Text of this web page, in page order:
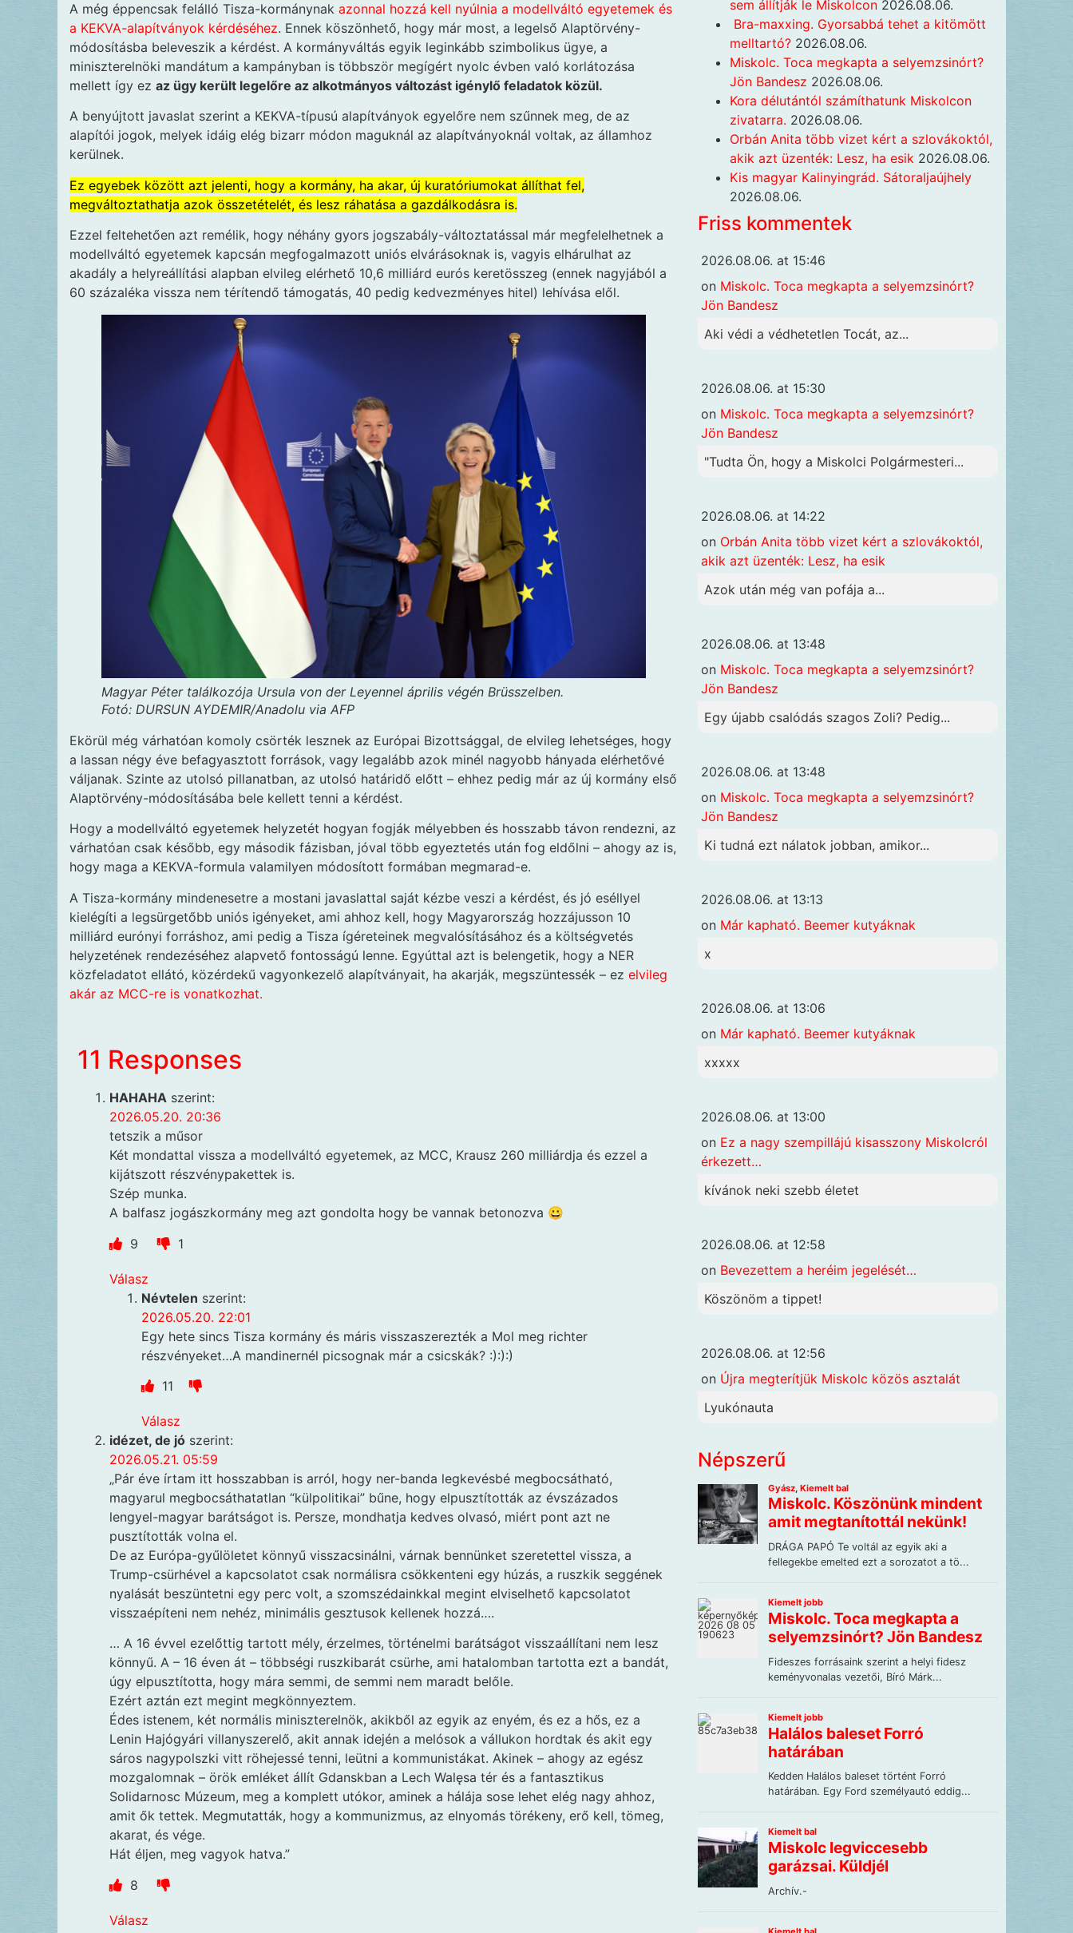
A még éppencsak felálló Tisza-kormánynak azonnal hozzá kell nyúlnia a modellváltó egyetemek és
a KEKVA-alapítványok kérdéséhez. Ennek köszönhető, hogy már most, a legelső Alaptörvény-
módosításba beleveszik a kérdést. A kormányváltás egyik leginkább szimbolikus ügye, a
miniszterelnöki mandátum a kampányban is többször megígért nyolc évben való korlátozása
mellett így ez az ügy került legelőre az alkotmányos változást igénylő feladatok közül.
A benyújtott javaslat szerint a KEKVA-típusú alapítványok egyelőre nem szűnnek meg, de az
alapítói jogok, melyek idáig elég bizarr módon maguknál az alapítványoknál voltak, az államhoz
kerülnek.
Ez egyebek között azt jelenti, hogy a kormány, ha akar, új kuratóriumokat állíthat fel,
megváltoztathatja azok összetételét, és lesz ráhatása a gazdálkodásra is.
Ezzel feltehetően azt remélik, hogy néhány gyors jogszabály-változtatással már megfelelhetnek a
modellváltó egyetemek kapcsán megfogalmazott uniós elvárásoknak is, vagyis elhárulhat az
akadály a helyreállítási alapban elvileg elérhető 10,6 milliárd eurós keretösszeg (ennek nagyjából a
60 százaléka vissza nem térítendő támogatás, 40 pedig kedvezményes hitel) lehívása elől.
Magyar Péter találkozója Ursula von der Leyennel április végén Brüsszelben.
Fotó: DURSUN AYDEMIR/Anadolu via AFP
Ekörül még várhatóan komoly csörték lesznek az Európai Bizottsággal, de elvileg lehetséges, hogy
a lassan négy éve befagyasztott források, vagy legalább azok minél nagyobb hányada elérhetővé
váljanak. Szinte az utolsó pillanatban, az utolsó határidő előtt – ehhez pedig már az új kormány első
Alaptörvény-módosításába bele kellett tenni a kérdést.
Hogy a modellváltó egyetemek helyzetét hogyan fogják mélyebben és hosszabb távon rendezni, az
várhatóan csak később, egy második fázisban, jóval több egyeztetés után fog eldőlni – ahogy az is,
hogy maga a KEKVA-formula valamilyen módosított formában megmarad-e.
A Tisza-kormány mindenesetre a mostani javaslattal saját kézbe veszi a kérdést, és jó eséllyel
kielégíti a legsürgetőbb uniós igényeket, ami ahhoz kell, hogy Magyarország hozzájusson 10
milliárd eurónyi forráshoz, ami pedig a Tisza ígéreteinek megvalósításához és a költségvetés
helyzetének rendezéséhez alapvető fontosságú lenne. Egyúttal azt is belengetik, hogy a NER
közfeladatot ellátó, közérdekű vagyonkezelő alapítványait, ha akarják, megszüntessék – ez elvileg
akár az MCC-re is vonatkozhat.
11 Responses
HAHAHA szerint:
2026.05.20. 20:36
tetszik a műsor
Két mondattal vissza a modellváltó egyetemek, az MCC, Krausz 260 milliárdja és ezzel a
kijátszott részvénypakettek is.
Szép munka.
A balfasz jogászkormány meg azt gondolta hogy be vannak betonozva 😀
9
1
Válasz
Névtelen szerint:
2026.05.20. 22:01
Egy hete sincs Tisza kormány és máris visszaszerezték a Mol meg richter
részvényeket…A mandinernél picsognak már a csicskák? :):):)
11
Válasz
idézet, de jó szerint:
2026.05.21. 05:59
„Pár éve írtam itt hosszabban is arról, hogy ner-banda legkevésbé megbocsátható,
magyarul megbocsáthatatlan “külpolitikai” bűne, hogy elpusztították az évszázados
lengyel-magyar barátságot is. Persze, mondhatja kedves olvasó, miért pont azt ne
pusztították volna el.
De az Európa-gyűlöletet könnyű visszacsinálni, várnak bennünket szeretettel vissza, a
Trump-csürhével a kapcsolatot csak normálisra csökkenteni egy húzás, a ruszkik seggének
nyalását beszüntetni egy perc volt, a szomszédainkkal megint elviselhető kapcsolatot
visszaépíteni nem nehéz, minimális gesztusok kellenek hozzá….
… A 16 évvel ezelőttig tartott mély, érzelmes, történelmi barátságot visszaállítani nem lesz
könnyű. A – 16 éven át – többségi ruszkibarát csürhe, ami hatalomban tartotta ezt a bandát,
úgy elpusztította, hogy mára semmi, de semmi nem maradt belőle.
Ezért aztán ezt megint megkönnyeztem.
Édes istenem, két normális miniszterelnök, akikből az egyik az enyém, és ez a hős, ez a
Lenin Hajógyári villanyszerelő, akit annak idején a melósok a vállukon hordtak és akit egy
sáros nagypolszki vitt röhejessé tenni, leütni a kommunistákat. Akinek – ahogy az egész
mozgalomnak – örök emléket állít Gdanskban a Lech Walęsa tér és a fantasztikus
Solidarnosc Múzeum, meg a komplett utókor, aminek a hálája sose lehet elég nagy ahhoz,
amit ők tettek. Megmutatták, hogy a kommunizmus, az elnyomás törékeny, erő kell, tömeg,
akarat, és vége.
Hát éljen, meg vagyok hatva.”
8
Válasz
sem állítják le Miskolcon 2026.08.06.
Bra-maxxing. Gyorsabbá tehet a kitömött
melltartó? 2026.08.06.
Miskolc. Toca megkapta a selyemzsinórt?
Jön Bandesz 2026.08.06.
Kora délutántól számíthatunk Miskolcon
zivatarra. 2026.08.06.
Orbán Anita több vizet kért a szlovákoktól,
akik azt üzenték: Lesz, ha esik 2026.08.06.
Kis magyar Kalinyingrád. Sátoraljaújhely
2026.08.06.
Friss kommentek
2026.08.06. at 15:46
on Miskolc. Toca megkapta a selyemzsinórt?
Jön Bandesz
Aki védi a védhetetlen Tocát, az...
2026.08.06. at 15:30
on Miskolc. Toca megkapta a selyemzsinórt?
Jön Bandesz
"Tudta Ön, hogy a Miskolci Polgármesteri...
2026.08.06. at 14:22
on Orbán Anita több vizet kért a szlovákoktól,
akik azt üzenték: Lesz, ha esik
Azok után még van pofája a...
2026.08.06. at 13:48
on Miskolc. Toca megkapta a selyemzsinórt?
Jön Bandesz
Egy újabb csalódás szagos Zoli? Pedig...
2026.08.06. at 13:48
on Miskolc. Toca megkapta a selyemzsinórt?
Jön Bandesz
Ki tudná ezt nálatok jobban, amikor...
2026.08.06. at 13:13
on Már kapható. Beemer kutyáknak
x
2026.08.06. at 13:06
on Már kapható. Beemer kutyáknak
xxxxx
2026.08.06. at 13:00
on Ez a nagy szempillájú kisasszony Miskolcról
érkezett…
kívánok neki szebb életet
2026.08.06. at 12:58
on Bevezettem a heréim jegelését…
Köszönöm a tippet!
2026.08.06. at 12:56
on Újra megterítjük Miskolc közös asztalát
Lyukónauta
Népszerű